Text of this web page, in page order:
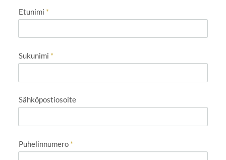
Etunimi *
Sukunimi *
Sähköpostiosoite
Puhelinnumero *